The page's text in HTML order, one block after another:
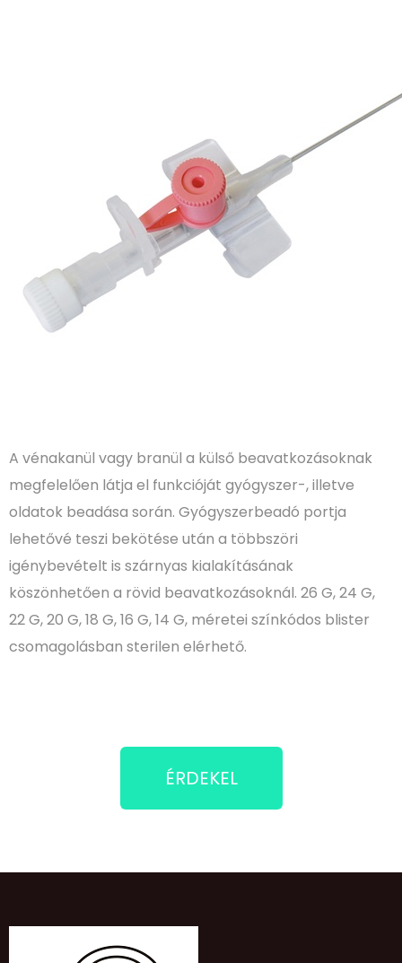
A vénakanül vagy branül a külső beavatkozásoknak
megfelelően látja el funkcióját gyógyszer-, illetve
oldatok beadása során. Gyógyszerbeadó portja
lehetővé teszi bekötése után a többszöri
igénybevételt is szárnyas kialakításának
köszönhetően a rövid beavatkozásoknál. 26 G, 24 G,
22 G, 20 G, 18 G, 16 G, 14 G, méretei színkódos blister
csomagolásban sterilen elérhető.
ÉRDEKEL